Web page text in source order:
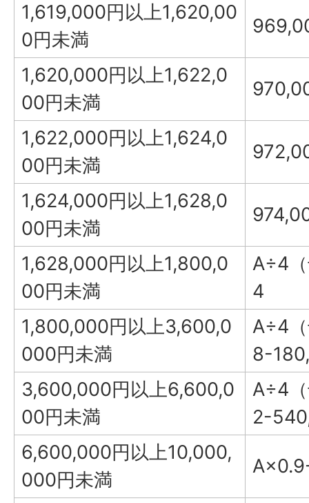
1,619,000円以上1,620,00
0円未満
1,620,000円以上1,622,0
00円未満
1,622,000円以上1,624,0
00円未満
1,624,000円以上1,628,0
00円未満
1,628,000円以上1,800,0
00円未満
A÷4
4
1,800,000円以上3,600,0
000円未満
A÷4
8-
3,600,000円以上6,600,0
00円未満
A÷4
2-
6,600,000円以上10,000,
000円未満